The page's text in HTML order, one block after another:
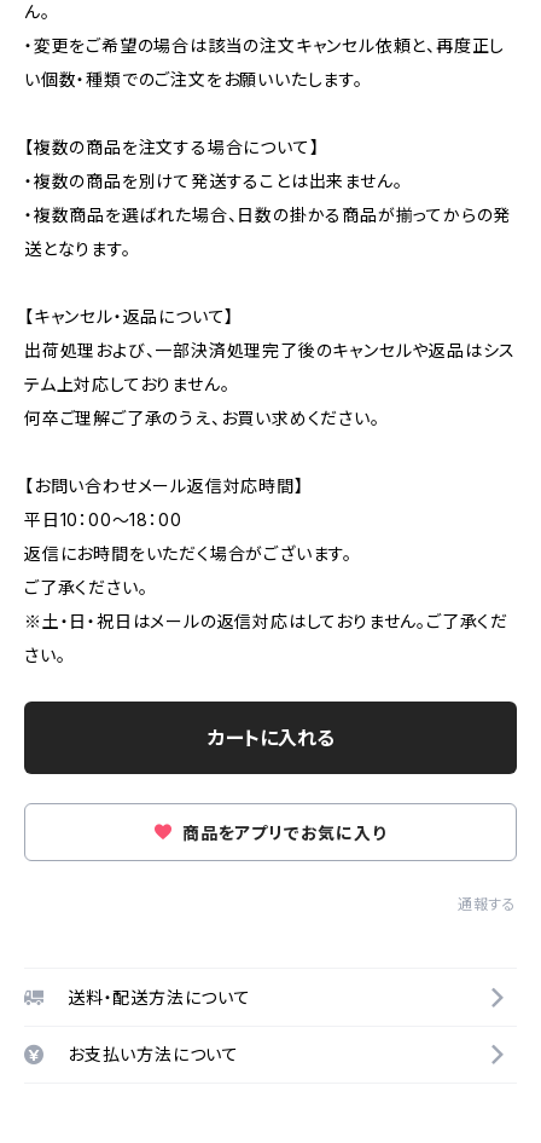
ん。
・変更をご希望の場合は該当の注文キャンセル依頼と、再度正し
い個数・種類でのご注文をお願いいたします。
【複数の商品を注文する場合について】
・複数の商品を別けて発送することは出来ません。
・複数商品を選ばれた場合、日数の掛かる商品が揃ってからの発
送となります。
【キャンセル・返品について】
出荷処理および、一部決済処理完了後のキャンセルや返品はシス
テム上対応しておりません。
何卒ご理解ご了承のうえ、お買い求めください。
【お問い合わせメール返信対応時間】
平日10：00～18：00
返信にお時間をいただく場合がございます。
ご了承ください。
※土・日・祝日はメールの返信対応はしておりません。ご了承くだ
さい。
カートに入れる
商品をアプリでお気に入り
通報する
送料・配送方法について
お支払い方法について